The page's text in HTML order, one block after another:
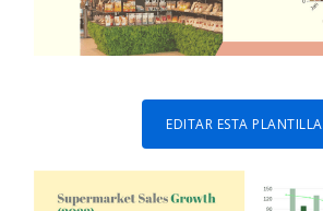
EDITAR ESTA PLANTILLA